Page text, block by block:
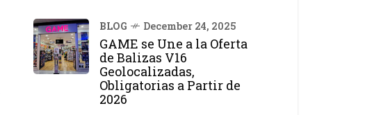
BLOG December 24, 2025
GAME se Une a la Oferta
de Balizas V16
Geolocalizadas,
Obligatorias a Partir de
2026